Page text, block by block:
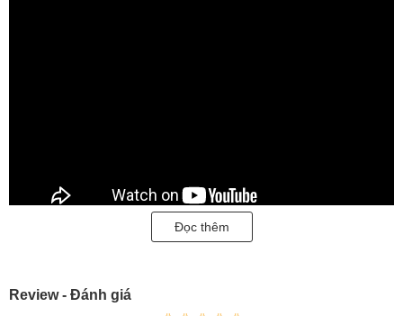
Đọc thêm
Review - Đánh giá